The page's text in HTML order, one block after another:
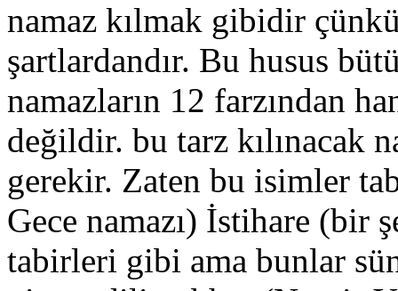
namaz kılmak gibidir çünkü
şartlardandır. Bu husus
namazların 12 farzından
değildir. bu tarz kılınacak
gerekir. Zaten bu isimler
Gece namazı) İstihare (bir
tabirleri gibi ama bunlar